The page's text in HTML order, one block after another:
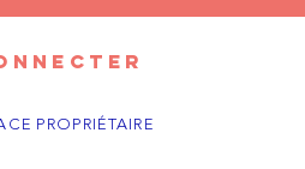
PROPRIÉTAIRE